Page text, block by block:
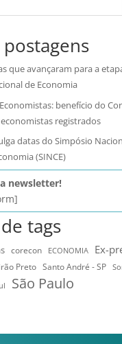
que avançaram para a
de Economia
benefício do
registrados
datas do Simpósio
(SINCE)
newsletter!
tags
corecon ECONOMIA Ex-
Preto Santo André - SP
São Paulo